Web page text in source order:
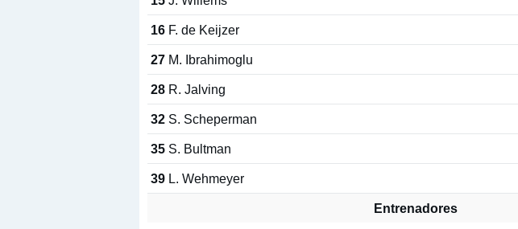
16 F. de Keijzer
27 M. Ibrahimoglu
28 R. Jalving
32 S. Scheperman
35 S. Bultman
39 L. Wehmeyer
Entrenadores